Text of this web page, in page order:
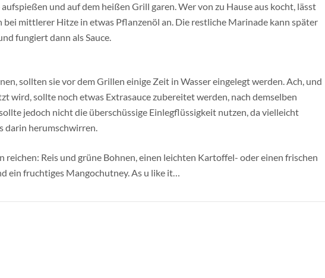
und auf dem heißen Grill garen. Wer von zu Hause aus kocht, lässt
bei mittlerer Hitze in etwas Pflanzenöl an. Die restliche Marinade kann später
fungiert dann als Sauce.
sollten sie vor dem Grillen einige Zeit in Wasser eingelegt werden. Ach, und
wird, sollte noch etwas Extrasauce zubereitet werden, nach demselben
jedoch nicht die überschüssige Einlegflüssigkeit nutzen, da vielleicht
darin herumschwirren.
reichen: Reis und grüne Bohnen, einen leichten Kartoffel- oder einen frischen
ein fruchtiges Mangochutney. As u like it…